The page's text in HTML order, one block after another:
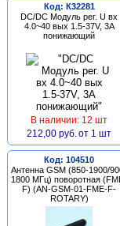
Код: К32281
DC/DC Модуль рег. U вх
4.0~40 вых 1.5-37V, 3A
понижающий
В наличии: 12 шт
212,00 руб. от 1 шт
Код: 104510
Антенна GSM (850-1900/
1800 МГц) поворотная
F) (AN-GSM-01-FME-F-
ROTARY)